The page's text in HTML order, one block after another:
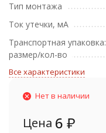
Тип монтажа
Ток утечки, мА
Транспортная упаковка:
размер/кол-во
Все характеристики
Нет в наличии
Цена 6 ₽